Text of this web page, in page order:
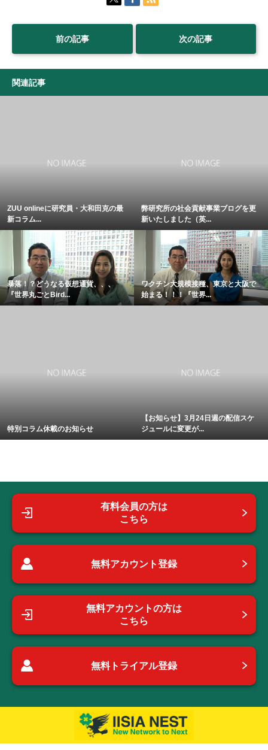
前の記事 次の記事
関連記事
ZUU onlineに研究員・大和田克の最
新コラム...
弊研究所の社会貢献事業ブログを更
新いたしました（英...
暴落！？どうなる仮想通貨、、、
『世界丸ごとBird...
ワクチン大規模接種、東京と大阪で
始まる！！！『世界...
特別コラム休載のお知らせ
【お知らせ】3月24日週の配信スケ
ジュールに変更が...
有料会員の方は
こちら
無料アカウント登録
無料アカウントの方は
こちら
無料トライアル登録